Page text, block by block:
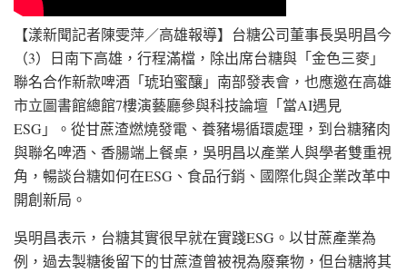
【漾新聞記者陳雯萍／高雄報導】台糖公司董事長吳明昌今
（3）日南下高雄，行程滿檔，除出席台糖與「金色三麥」
聯名合作新款啤酒「琥珀蜜釀」南部發表會，也應邀在高雄
市立圖書館總館7樓演藝廳參與科技論壇「當AI遇見
ESG」。從甘蔗渣燃燒發電、養豬場循環處理，到台糖豬肉
與聯名啤酒、香腸端上餐桌，吳明昌以產業人與學者雙重視
角，暢談台糖如何在ESG、食品行銷、國際化與企業改革中
開創新局。
吳明昌表示，台糖其實很早就在實踐ESG。以甘蔗產業為
例，過去製糖後留下的甘蔗渣曾被視為廢棄物，但台糖將其